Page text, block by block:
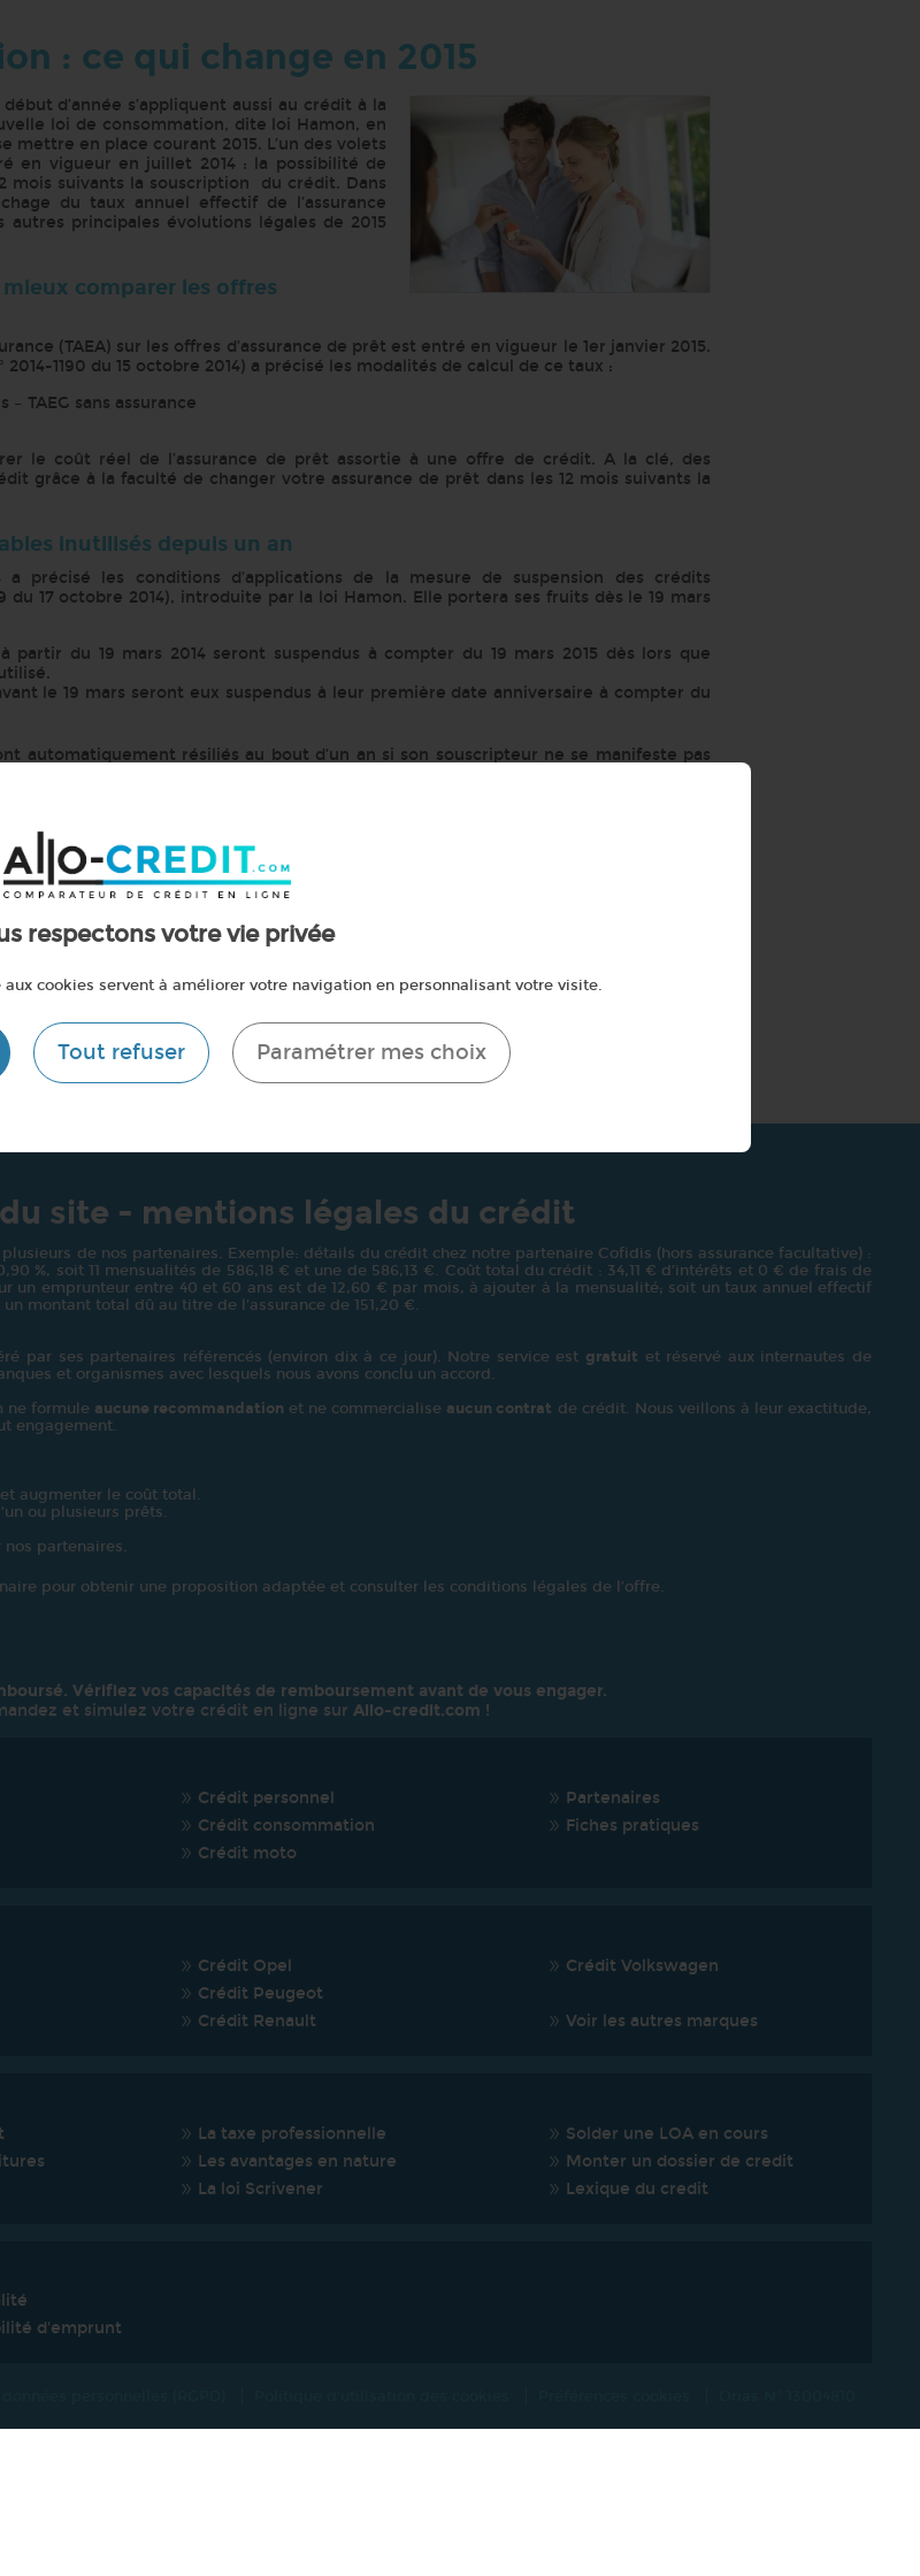
respectons votre vie privée
cookies servent à améliorer votre navigation en personnalisant votre visite.
Tout refuser Paramétrer mes choix
: ce qui change en 2015
d’année s’appliquent aussi au crédit à la
loi de consommation, dite loi Hamon, en
mettre en place courant 2015. L’un des volets
en vigueur en juillet 2014 : la possibilité de
mois suivants la souscription du crédit. Dans
du taux annuel effectif de l’assurance
autres principales évolutions légales de 2015
comparer les offres
(TAEA) sur les offres d’assurance de prêt est entré en vigueur le 1er janvier 2015.
1190 du 15 octobre 2014) a précisé les modalités de calcul de ce taux :
– TAEG sans assurance
le coût réel de l’assurance de prêt assortie à une offre de crédit. A la clé, des
grâce à la faculté de changer votre assurance de prêt dans les 12 mois suivants la
inutilisés depuis un an
précisé les conditions d’applications de la mesure de suspension des crédits
du 17 octobre 2014), introduite par la loi Hamon. Elle portera ses fruits dès le 19 mars
partir du 19 mars 2014 seront suspendus à compter du 19 mars 2015 dès lors que
le 19 mars seront eux suspendus à leur première date anniversaire à compter du
automatiquement résiliés au bout d’un an si son souscripteur ne se manifeste pas
tout crédit à la consommation d’un montant supérieur à 1 000 euros, les prêteurs
magasin ou à distance) auront l’obligation de proposer à leurs clients un crédit
à l’été 2015.
le mieux à vos besoins parmi les offres de ses partenaires. Simulez votre projet et
site - mentions légales du crédit
de nos partenaires. Exemple: détails du crédit chez notre partenaire Cofidis (hors assurance facultative) :
%, soit 11 mensualités de 586,18 € et une de 586,13 €. Coût total du crédit : 34,11 € d’intérêts et 0 € de frais de
un emprunteur entre 40 et 60 ans est de 12,60 € par mois, à ajouter à la mensualité; soit un taux annuel effectif
montant total dû au titre de l'assurance de 151,20 €.
par ses partenaires référencés (environ dix à ce jour). Notre service est gratuit et réservé aux internautes de
et organismes avec lesquels nous avons conclu un accord.
ne formule aucune recommandation et ne commercialise aucun contrat de crédit. Nous veillons à leur exactitude,
engagement.
augmenter le coût total.
ou plusieurs prêts.
partenaires.
pour obtenir une proposition adaptée et consulter les conditions légales de l’offre.
Vérifiez vos capacités de remboursement avant de vous engager.
et simulez votre crédit en ligne sur Allo-credit.com !
Crédit personnel
Crédit consommation
Crédit moto
Partenaires
Fiches pratiques
Crédit Opel
Crédit Peugeot
Crédit Renault
Crédit Volkswagen
Voir les autres marques
La taxe professionnelle
Les avantages en nature
La loi Scrivener
Solder une LOA en cours
Monter un dossier de credit
Lexique du credit
d'emprunt